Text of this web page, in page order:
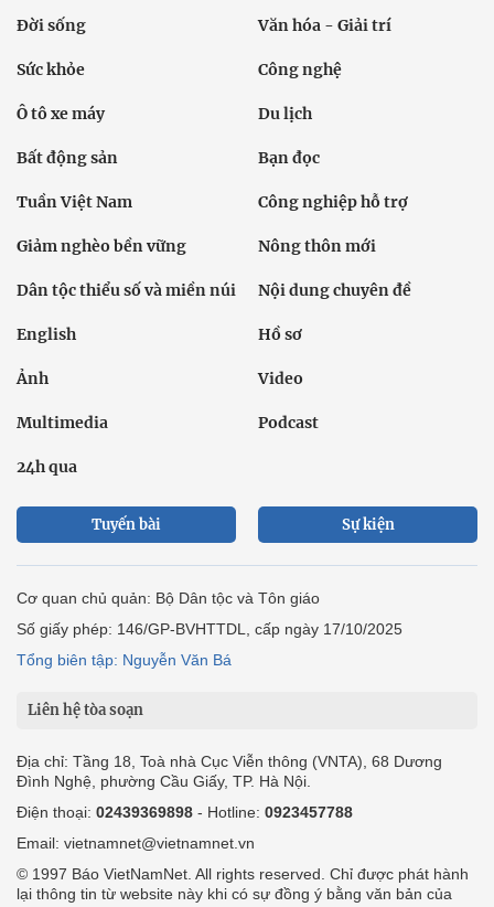
Đời sống Văn hóa - Giải trí
Sức khỏe Công nghệ
Ô tô xe máy Du lịch
Bất động sản Bạn đọc
Tuần Việt Nam Công nghiệp hỗ trợ
Giảm nghèo bền vững Nông thôn mới
Dân tộc thiểu số và miền núi Nội dung chuyên đề
English Hồ sơ
Ảnh Video
Multimedia Podcast
24h qua
Tuyến bài Sự kiện
Cơ quan chủ quản: Bộ Dân tộc và Tôn giáo
Số giấy phép: 146/GP-BVHTTDL, cấp ngày 17/10/2025
Tổng biên tập: Nguyễn Văn Bá
Liên hệ tòa soạn
Địa chỉ: Tầng 18, Toà nhà Cục Viễn thông (VNTA), 68 Dương
Đình Nghệ, phường Cầu Giấy, TP. Hà Nội.
Điện thoại: 02439369898 - Hotline: 0923457788
Email: vietnamnet@vietnamnet.vn
© 1997 Báo VietNamNet. All rights reserved. Chỉ được phát hành
lại thông tin từ website này khi có sự đồng ý bằng văn bản của